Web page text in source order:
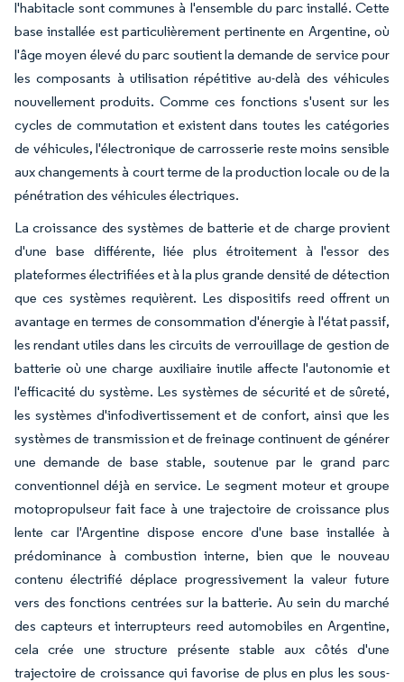
l'habitacle sont communes à l'ensemble du parc installé. Cette
base installée est particulièrement pertinente en Argentine, où
l'âge moyen élevé du parc soutient la demande de service pour
les composants à utilisation répétitive au-delà des véhicules
nouvellement produits. Comme ces fonctions s'usent sur les
cycles de commutation et existent dans toutes les catégories
de véhicules, l'électronique de carrosserie reste moins sensible
aux changements à court terme de la production locale ou de la
pénétration des véhicules électriques.
La croissance des systèmes de batterie et de charge provient
d'une base différente, liée plus étroitement à l'essor des
plateformes électrifiées et à la plus grande densité de détection
que ces systèmes requièrent. Les dispositifs reed offrent un
avantage en termes de consommation d'énergie à l'état passif,
les rendant utiles dans les circuits de verrouillage de gestion de
batterie où une charge auxiliaire inutile affecte l'autonomie et
l'efficacité du système. Les systèmes de sécurité et de sûreté,
les systèmes d'infodivertissement et de confort, ainsi que les
systèmes de transmission et de freinage continuent de générer
une demande de base stable, soutenue par le grand parc
conventionnel déjà en service. Le segment moteur et groupe
motopropulseur fait face à une trajectoire de croissance plus
lente car l'Argentine dispose encore d'une base installée à
prédominance à combustion interne, bien que le nouveau
contenu électrifié déplace progressivement la valeur future
vers des fonctions centrées sur la batterie. Au sein du marché
des capteurs et interrupteurs reed automobiles en Argentine,
cela crée une structure présente stable aux côtés d'une
trajectoire de croissance qui favorise de plus en plus les sous-